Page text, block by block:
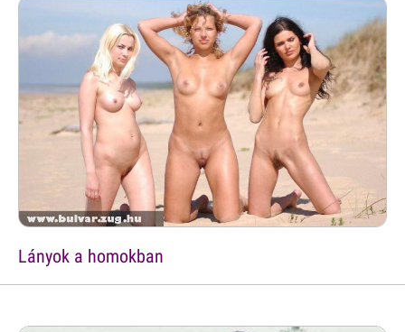
Lányok a homokban